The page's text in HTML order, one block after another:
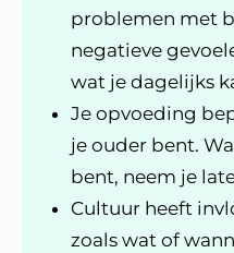
problemen met
negatieve
wat je dagelijks
Je opvoeding
je ouder bent.
bent, neem je
Cultuur heeft
zoals wat of